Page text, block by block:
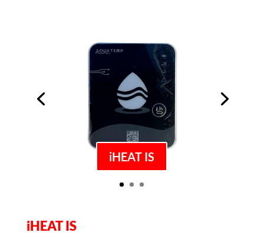
iHEAT IS
iHEAT IS